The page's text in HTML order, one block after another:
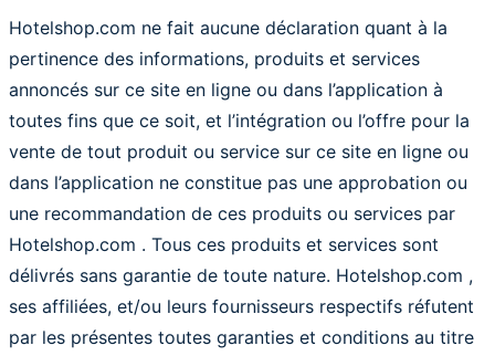
Hotelshop.com ne fait aucune déclaration quant à la
pertinence des informations, produits et services
annoncés sur ce site en ligne ou dans l’application à
toutes fins que ce soit, et l’intégration ou l’offre pour la
vente de tout produit ou service sur ce site en ligne ou
dans l’application ne constitue pas une approbation ou
une recommandation de ces produits ou services par
Hotelshop.com . Tous ces produits et services sont
délivrés sans garantie de toute nature. Hotelshop.com ,
ses affiliées, et/ou leurs fournisseurs respectifs réfutent
par les présentes toutes garanties et conditions au titre